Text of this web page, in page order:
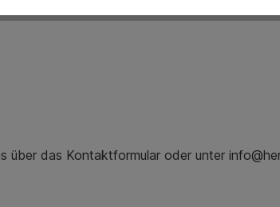
über das Kontaktformular oder unter